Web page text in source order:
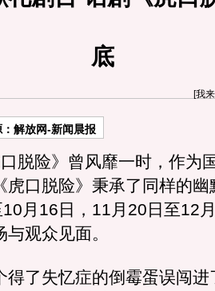
底
[我
解放网-新闻晨报
险》曾风靡一时，作为
虎口脱险》秉承了同样的幽
月16日，11月20日至12
观众见面。
失忆症的倒霉蛋误闯进